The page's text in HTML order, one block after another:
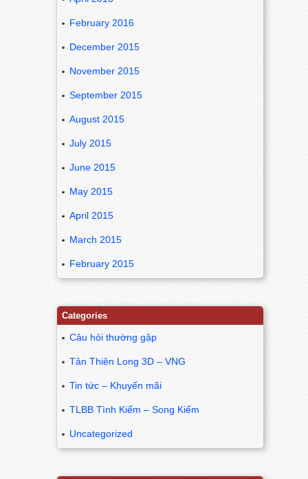
February 2016
December 2015
November 2015
September 2015
August 2015
July 2015
June 2015
May 2015
April 2015
March 2015
February 2015
Categories
Câu hỏi thường gặp
Tân Thiên Long 3D – VNG
Tin tức – Khuyến mãi
TLBB Tình Kiếm – Song Kiếm
Uncategorized